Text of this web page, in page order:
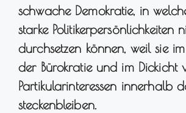
schwache Demokratie, in
starke Politikerpersönlichkeiten
durchsetzen können, weil sie
der Bürokratie und im Dickicht
Partikularinteressen innerhalb
steckenbleiben.